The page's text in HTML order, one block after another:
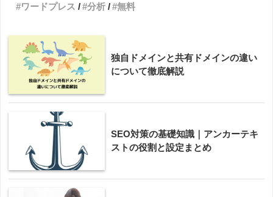
ワードプレス
分析 無料
独自ドメインと共有ドメインの違い
について徹底解説
SEO対策の基礎知識｜アンカーテキ
ストの役割と設定まとめ